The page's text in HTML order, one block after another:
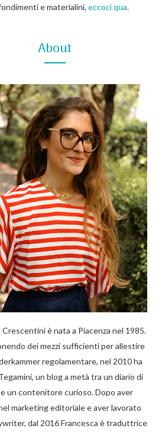
e materialini, eccoci qua.
About
Crescentini è nata a Piacenza nel 1985.
dei mezzi sufficienti per allestire
regolamentare, nel 2010 ha
un blog a metà tra un diario di
un contenitore curioso. Dopo aver
marketing editoriale e aver lavorato
dal 2016 Francesca è traduttrice